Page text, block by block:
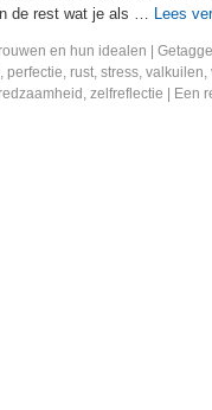
de rest wat je als … Lees
en hun idealen
, perfectie, rust, stress, valkuilen,
, zelfreflectie Een